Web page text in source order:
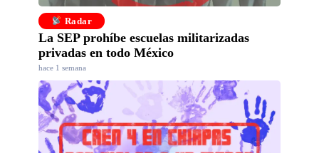
Radar
La SEP prohíbe escuelas militarizadas
privadas en todo México
hace 1 semana